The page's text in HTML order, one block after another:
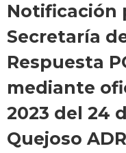
Notificación
Secretaría
Respuesta
mediante
2023 del 24
Quejoso